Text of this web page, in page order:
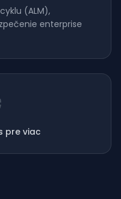
(ALM),
enterprise
pre viac